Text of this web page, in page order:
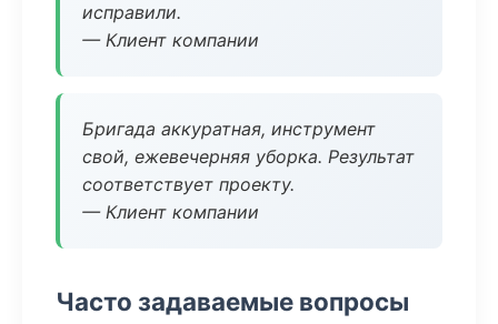
исправили.
— Клиент компании
Бригада аккуратная, инструмент
свой, ежевечерняя уборка. Результат
соответствует проекту.
— Клиент компании
Часто задаваемые вопросы